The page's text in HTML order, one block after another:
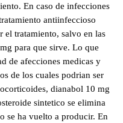
En caso de infecciones
antiinfeccioso
el tratamiento, salvo en las
para que sirve. Lo que
de afecciones medicas y
de los cuales podrian ser
dianabol 10 mg
sintetico se elimina
se ha vuelto a producir. En